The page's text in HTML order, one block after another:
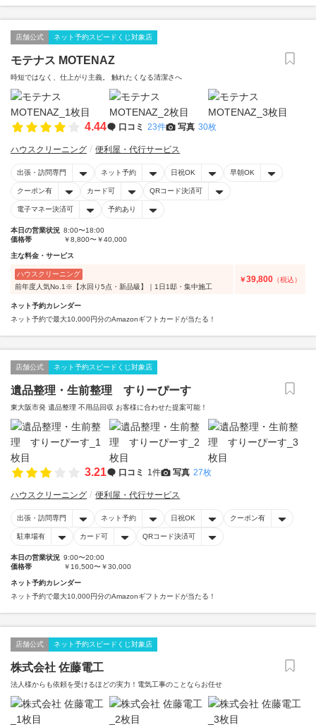
店舗公式 ネット予約スピードくじ対象店
モテナス MOTENAZ
時短ではなく、仕上がり主義。 触れたくなる清潔さへ
4.44 口コミ 23件 写真 30枚
ハウスクリーニング 便利屋・代行サービス
出張・訪問専門 ネット予約 日祝OK 早朝OK
クーポン有 カード可 QRコード決済可
電子マネー決済可 予約あり
本日の営業状況 8:00〜18:00
価格帯
￥8,800〜￥40,000
主な料金・サービス
ハウスクリーニング
前年度人気No.1※【水回り5点・新品級】｜1日1邸・集中施工
￥39,800 （税込）
ネット予約カレンダー
ネット予約で最大10,000円分のAmazonギフトカードが当たる！
店舗公式 ネット予約スピードくじ対象店
遺品整理・生前整理 すりーぴーす
東大阪市発 遺品整理 不用品回収 お客様に合わせた提案可能！
3.21 口コミ 1件 写真 27枚
ハウスクリーニング 便利屋・代行サービス
出張・訪問専門 ネット予約 日祝OK クーポン有
駐車場有 カード可 QRコード決済可
本日の営業状況 9:00〜20:00
価格帯
￥16,500〜￥30,000
ネット予約カレンダー
ネット予約で最大10,000円分のAmazonギフトカードが当たる！
店舗公式 ネット予約スピードくじ対象店
株式会社 佐藤電工
法人様からも依頼を受けるほどの実力！電気工事のことならお任せ